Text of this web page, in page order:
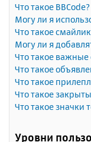
Что такое BBCode?
Могу ли я
Что такое
Могу ли я
Что такое
Что такое
Что такое
Что такое
Что такое значки
Уровни